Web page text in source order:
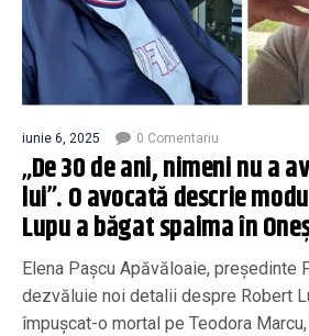
iunie 6, 2025 0 Comentariu
„De 30 de ani, nimeni nu a
lui”. O avocată descrie
Lupu a băgat spaima în
Elena Pașcu Apăvăloaie, președinte
dezvăluie noi detalii despre Robert
împușcat-o mortal pe Teodora